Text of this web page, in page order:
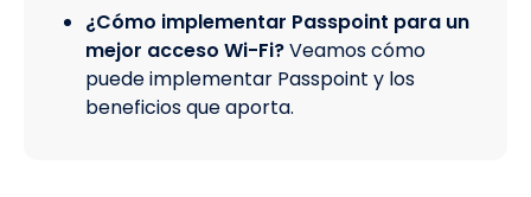
¿Cómo implementar Passpoint para un
mejor acceso Wi-Fi?Veamos cómo
puede implementar Passpoint y los
beneficios que aporta.